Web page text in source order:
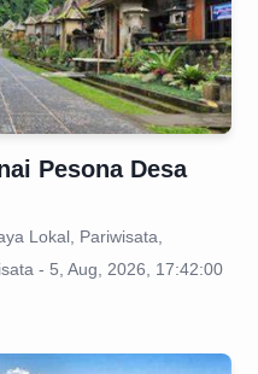
Pesona Desa
Lokal, Pariwisata,
- 5, Aug, 2026, 17:42:00